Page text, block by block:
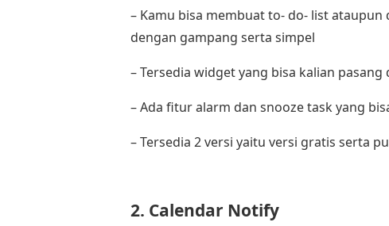
– Kamu bisa membuat to- do- list
dengan gampang serta simpel
– Tersedia widget yang bisa kalian
– Ada fitur alarm dan snooze task yang
– Tersedia 2 versi yaitu versi gratis serta
2. Calendar Notify